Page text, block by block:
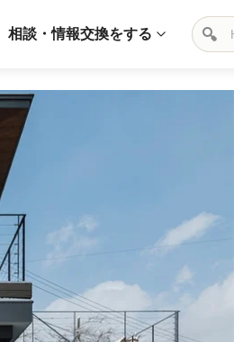
相談・情報交換をする